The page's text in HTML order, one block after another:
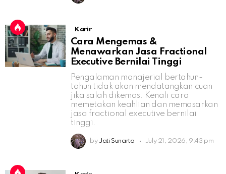
Karir
Cara Mengemas &
Menawarkan Jasa Fractional
Executive Bernilai Tinggi
Pengalaman manajerial bertahun-
tahun tidak akan mendatangkan cuan
jika salah dikemas. Kenali cara
memetakan keahlian dan memasarkan
jasa fractional executive bernilai
tinggi.
by Jati Sunarto July 21, 2026, 9:43 pm